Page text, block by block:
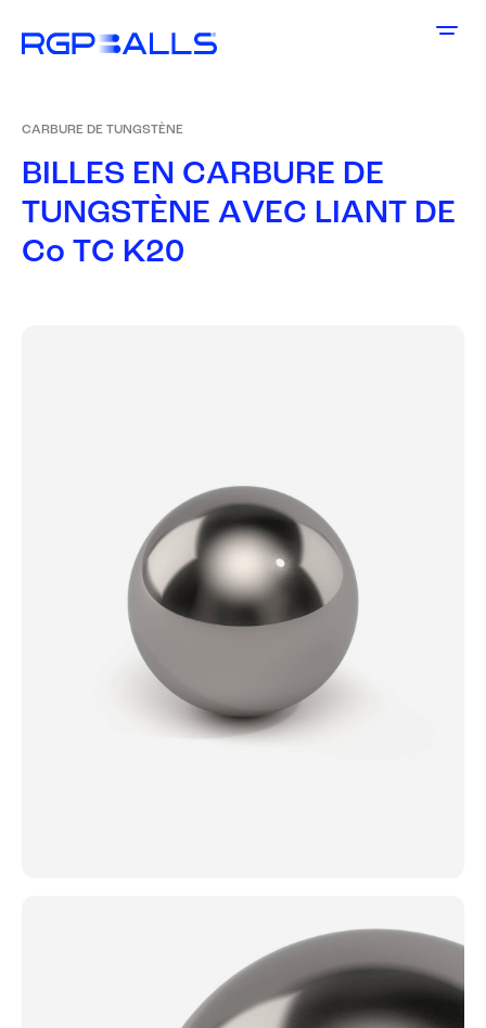
CARBURE DE TUNGSTÈNE
BILLES EN CARBURE DE
TUNGSTÈNE AVEC LIANT DE
Co TC K20